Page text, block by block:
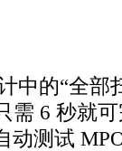
中的“全
需 6 秒就
动测试